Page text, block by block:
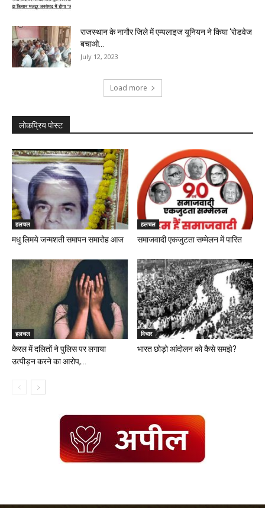
राजस्थान के नागौर जिले में एम्पलाइज यूनियन ने किया ‘रोडवेज
बचाओ...
July 12, 2023
Load more
लोकप्रिय पोस्ट
हलचल
मधु लिमये जन्मशती समापन समारोह आज
हलचल
समाजवादी एकजुटता सम्मेलन में पारित
हलचल
केरल में दलितों ने पुलिस पर लगाया
उत्पीड़न करने का आरोप,...
विचार
भारत छोड़ो आंदोलन को कैसे समझे?